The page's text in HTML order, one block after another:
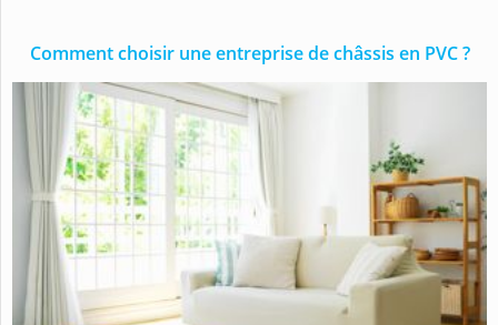
Comment choisir une entreprise de châssis en PVC ?